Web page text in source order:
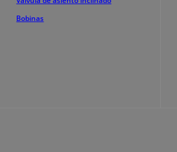
Bobinas